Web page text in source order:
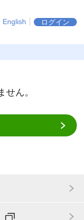
English ログイン
せん。